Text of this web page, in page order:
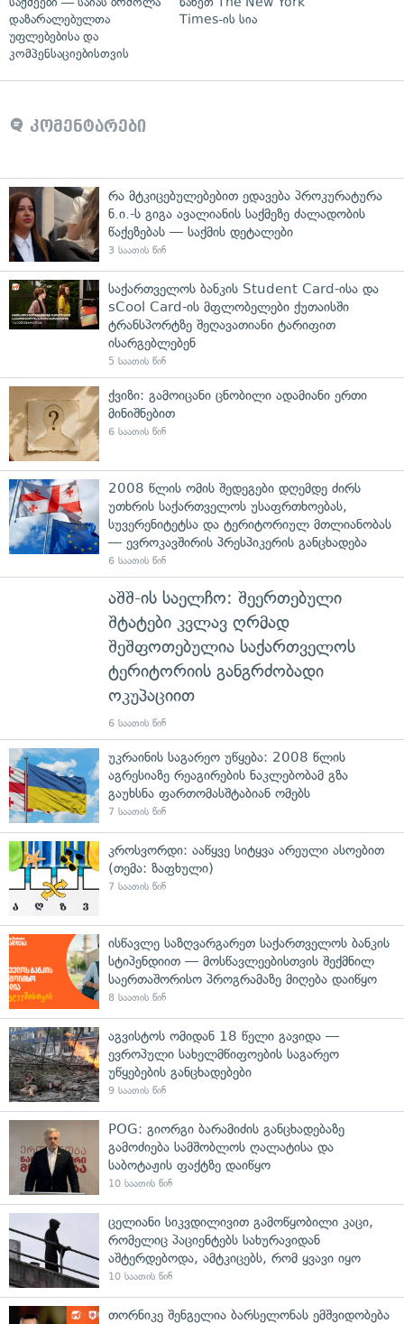
დაზარალებულთა
უფლებებისა და
კომპენსაციებისთვის
Times-ის სია
კომენტარები
რა მტკიცებულებებით ედავება პროკურატურა
ნ.ი.-ს გიგა ავალიანის საქმეზე ძალადობის
წაქეზებას — საქმის დეტალები
3 საათის წინ
საქართველოს ბანკის Student Card-ისა და
sCool Card-ის მფლობელები ქუთაისში
ტრანსპორტზე შეღავათიანი ტარიფით
ისარგებლებენ
5 საათის წინ
ქვიზი: გამოიცანი ცნობილი ადამიანი ერთი
მინიშნებით
6 საათის წინ
2008 წლის ომის შედეგები დღემდე ძირს
უთხრის საქართველოს უსაფრთხოებას,
სუვერენიტეტსა და ტერიტორიულ მთლიანობას
— ევროკავშირის პრესპიკერის განცხადება
6 საათის წინ
აშშ-ის საელჩო: შეერთებული
შტატები კვლავ ღრმად
შეშფოთებულია საქართველოს
ტერიტორიის განგრძობადი
ოკუპაციით
6 საათის წინ
უკრაინის საგარეო უწყება: 2008 წლის
აგრესიაზე რეაგირების ნაკლებობამ გზა
გაუხსნა ფართომასშტაბიან ომებს
7 საათის წინ
კროსვორდი: ააწყვე სიტყვა არეული ასოებით
(თემა: ზაფხული)
7 საათის წინ
ისწავლე საზღვარგარეთ საქართველოს ბანკის
სტიპენდიით — მოსწავლეებისთვის შექმნილ
საერთაშორისო პროგრამაზე მიღება დაიწყო
8 საათის წინ
აგვისტოს ომიდან 18 წელი გავიდა —
ევროპული სახელმწიფოების საგარეო
უწყებების განცხადებები
9 საათის წინ
POG: გიორგი ბარამიძის განცხადებაზე
გამოძიება სამშობლოს ღალატისა და
საბოტაჟის ფაქტზე დაიწყო
10 საათის წინ
ცელიანი სიკვდილივით გამოწყობილი კაცი,
რომელიც პაციენტებს სახურავიდან
აშტერდებოდა, ამტკიცებს, რომ ყვავი იყო
10 საათის წინ
თორნიკე შენგელია ბარსელონას ემშვიდობება